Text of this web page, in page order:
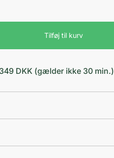
Tilføj til kurv
DKK (gælder ikke 30 min.)